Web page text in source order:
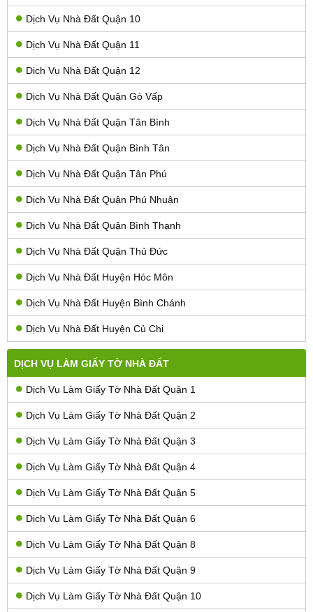
Dịch Vụ Nhà Đất Quận 10
Dịch Vụ Nhà Đất Quận 11
Dịch Vụ Nhà Đất Quận 12
Dịch Vụ Nhà Đất Quận Gò Vấp
Dịch Vụ Nhà Đất Quận Tân Bình
Dịch Vụ Nhà Đất Quận Bình Tân
Dịch Vụ Nhà Đất Quận Tân Phú
Dịch Vụ Nhà Đất Quận Phú Nhuận
Dịch Vụ Nhà Đất Quận Bình Thạnh
Dịch Vụ Nhà Đất Quận Thủ Đức
Dịch Vụ Nhà Đất Huyện Hóc Môn
Dịch Vụ Nhà Đất Huyện Bình Chánh
Dịch Vụ Nhà Đất Huyện Củ Chi
DỊCH VỤ LÀM GIẤY TỜ NHÀ ĐẤT
Dịch Vụ Làm Giấy Tờ Nhà Đất Quận 1
Dịch Vụ Làm Giấy Tờ Nhà Đất Quận 2
Dịch Vụ Làm Giấy Tờ Nhà Đất Quận 3
Dịch Vụ Làm Giấy Tờ Nhà Đất Quận 4
Dịch Vụ Làm Giấy Tờ Nhà Đất Quận 5
Dịch Vụ Làm Giấy Tờ Nhà Đất Quận 6
Dịch Vụ Làm Giấy Tờ Nhà Đất Quận 8
Dịch Vụ Làm Giấy Tờ Nhà Đất Quận 9
Dịch Vụ Làm Giấy Tờ Nhà Đất Quận 10